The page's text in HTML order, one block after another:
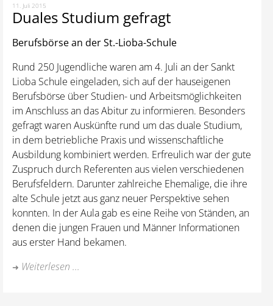
11. Juli 2015
Duales Studium gefragt
Berufsbörse an der St.-Lioba-Schule
Rund 250 Jugendliche waren am 4. Juli an der Sankt
Lioba Schule eingeladen, sich auf der hauseigenen
Berufsbörse über Studien- und Arbeitsmöglichkeiten
im Anschluss an das Abitur zu informieren. Besonders
gefragt waren Auskünfte rund um das duale Studium,
in dem betriebliche Praxis und wissenschaftliche
Ausbildung kombiniert werden. Erfreulich war der gute
Zuspruch durch Referenten aus vielen verschiedenen
Berufsfeldern. Darunter zahlreiche Ehemalige, die ihre
alte Schule jetzt aus ganz neuer Perspektive sehen
konnten. In der Aula gab es eine Reihe von Ständen, an
denen die jungen Frauen und Männer Informationen
aus erster Hand bekamen.
Weiterlesen ...